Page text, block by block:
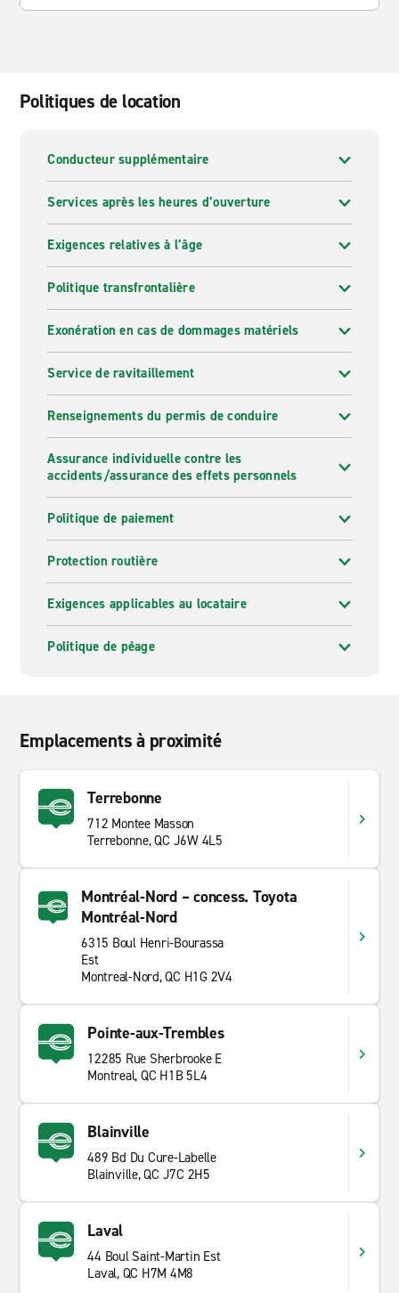
Politiques de location
Conducteur supplémentaire
Services après les heures d’ouverture
Exigences relatives à l’âge
Politique transfrontalière
Exonération en cas de dommages matériels
Service de ravitaillement
Renseignements du permis de conduire
Assurance individuelle contre les
accidents/assurance des effets personnels
Politique de paiement
Protection routière
Exigences applicables au locataire
Politique de péage
Emplacements à proximité
Terrebonne
712 Montee Masson
Terrebonne, QC J6W 4L5
Montréal-Nord – concess. Toyota
Montréal-Nord
6315 Boul Henri-Bourassa
Est
Montreal-Nord, QC H1G 2V4
Pointe-aux-Trembles
12285 Rue Sherbrooke E
Montreal, QC H1B 5L4
Blainville
489 Bd Du Cure-Labelle
Blainville, QC J7C 2H5
Laval
44 Boul Saint-Martin Est
Laval, QC H7M 4M8